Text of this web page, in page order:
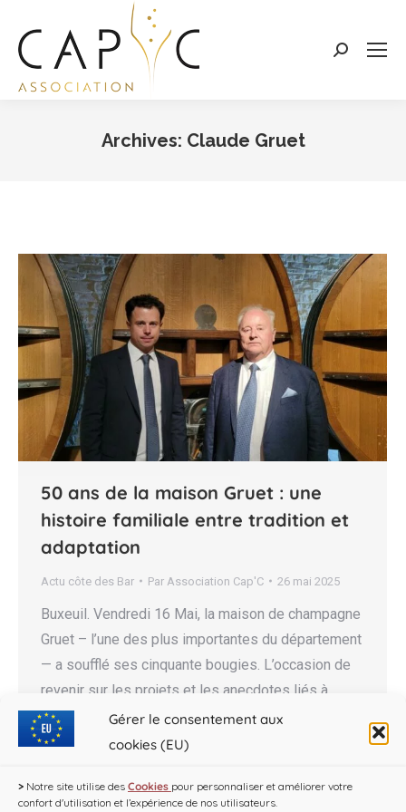
Gérer le consentement aux
cookies (EU)
> Notre site utilise des Cookies pour personnaliser et améliorer votre
confort d'utilisation et l’expérience de nos utilisateurs.
Search:
Archives: Claude Gruet
50 ans de la maison Gruet : une
histoire familiale entre tradition et
adaptation
Actu côte des Bar Par Association Cap'C 26 mai 2025
Buxeuil. Vendredi 16 Mai, la maison de champagne
Gruet – l’une des plus importantes du département
— a soufflé ses cinquante bougies. L’occasion de
revenir sur les projets et les anecdotes liés à
l’exploitation. Lorsque j’ai commencé à travailler
dans les vignes, à 15 ans, nous utilisions encore le